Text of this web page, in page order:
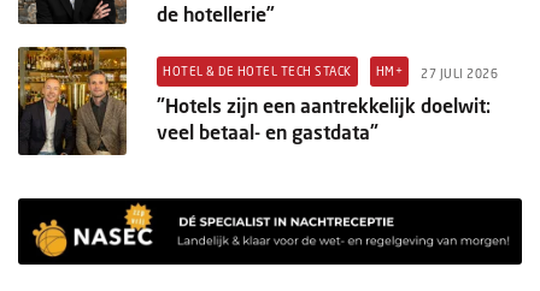
de hotellerie”
HOTEL & DE HOTEL TECH STACK HM+ 27 JULI 2026
"Hotels zijn een aantrekkelijk doelwit:
veel betaal- en gastdata"